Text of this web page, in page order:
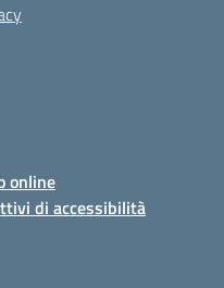
online
di accessibilità